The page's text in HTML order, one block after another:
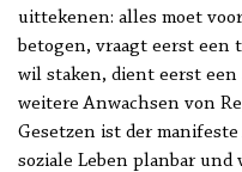
uittekenen: alles moet
betogen, vraagt eerst een
wil staken, dient eerst een
weitere Anwachsen von
Gesetzen ist der manifeste
soziale Leben planbar und